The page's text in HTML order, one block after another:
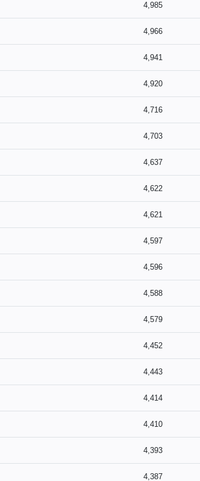
4,985
4,966
4,941
4,920
4,716
4,703
4,637
4,622
4,621
4,597
4,596
4,588
4,579
4,452
4,443
4,414
4,410
4,393
4,387